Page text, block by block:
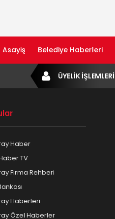
Asayiş Belediye Haberleri
ÜYELİK İŞLEMLERİ
Haber
TV
Firma Rehberi
Haberleri
Özel Haberler